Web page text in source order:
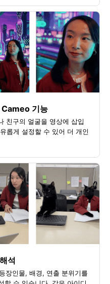
Cameo 기능
친구의 얼굴을 영상에 삽입
롭게 설정할 수 있어 더 개인
석
장인물, 배경, 연출 분위기를